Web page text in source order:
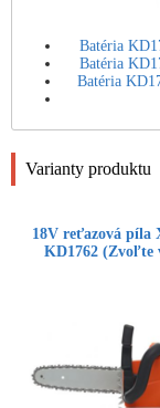
Batéria
Batéria
Batéria
Varianty produktu
18V reťazová píla
KD1762 (Zvoľte